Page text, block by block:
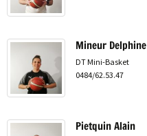
Mineur Delphine
DT Mini-Basket
0484/62.53.47
Pietquin Alain